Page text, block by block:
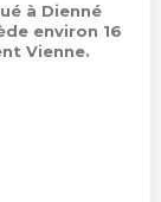
à Dienné
environ 16
Vienne.